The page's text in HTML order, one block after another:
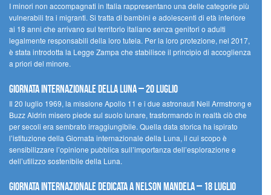
I minori non accompagnati in Italia rappresentano una delle categorie più
vulnerabili tra i migranti. Si tratta di bambini e adolescenti di età inferiore
ai 18 anni che arrivano sul territorio italiano senza genitori o adulti
legalmente responsabili della loro tutela. Per la loro protezione, nel 2017,
è stata introdotta la Legge Zampa che stabilisce il principio di accoglienza
a priori del minore.
Giornata Internazionale della Luna – 20 luglio
Il 20 luglio 1969, la missione Apollo 11 e i due astronauti Neil Armstrong e
Buzz Aldrin misero piede sul suolo lunare, trasformando in realtà ciò che
per secoli era sembrato irraggiungibile. Quella data storica ha ispirato
l’istituzione della Giornata internazionale della Luna, il cui scopo è
sensibilizzare l’opinione pubblica sull’importanza dell’esplorazione e
dell’utilizzo sostenibile della Luna.
Giornata internazionale dedicata a Nelson Mandela – 18 luglio